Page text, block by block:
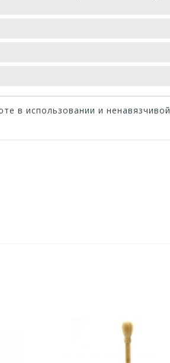
в использовании и ненавязчивой